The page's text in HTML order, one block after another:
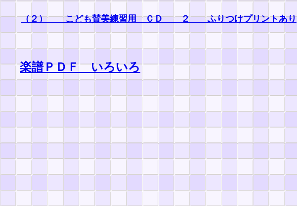
（２） こども賛美練習用 ＣＤ ２ ふりつけプリントあり
楽譜ＰＤＦ いろいろ